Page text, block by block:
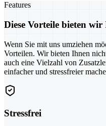
Features
Diese Vorteile bieten wir
Wenn Sie mit uns umziehen
Vorteilen. Wir bieten Ihnen
auch eine Vielzahl von
einfacher und stressfreier
Stressfrei